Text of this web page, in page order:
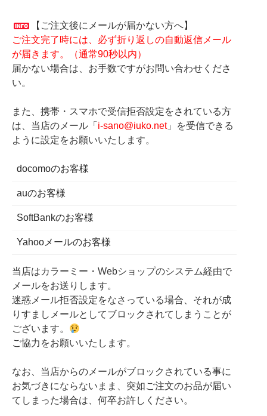
【ご注文後にメールが届かない方へ】
ご注文完了時には、必ず折り返しの自動返信メール
が届きます。（通常90秒以内）
届かない場合は、お手数ですがお問い合わせくださ
い。
また、携帯・スマホで受信拒否設定をされている方
は、当店のメール「 i-sano@iuko.net」を受信できる
ように設定をお願いいたします。
docomoのお客様
auのお客様
SoftBankのお客様
Yahooメールのお客様
当店はカラーミー・Webショップのシステム経由で
メールをお送りします。
迷惑メール拒否設定をなさっている場合、それが成
りすましメールとしてブロックされてしまうことが
ございます。
ご協力をお願いいたします。
なお、当店からのメールがブロックされている事に
お気づきにならないまま、突如ご注文のお品が届い
てしまった場合は、何卒お許しください。